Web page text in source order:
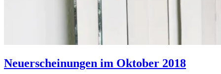
Neuerscheinungen im Oktober 2018